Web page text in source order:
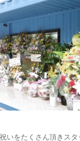
いをたくさん頂きス